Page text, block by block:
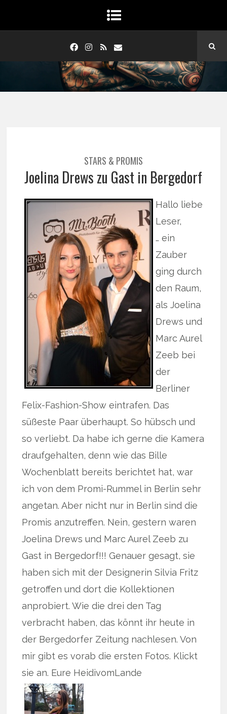
STARS & PROMIS
Joelina Drews zu Gast in Bergedorf
Hallo liebe
Leser,
… ein
Zauber
ging durch
den Raum,
als Joelina
Drews und
Marc Aurel
Zeeb bei
der
Berliner
Felix-Fashion-Show eintrafen. Das
süßeste Paar überhaupt. So hübsch und
so verliebt. Da habe ich gerne die Kamera
draufgehalten, denn wie das Bille
Wochenblatt bereits berichtet hat, war
ich von dem Promi-Rummel in Berlin sehr
angetan. Aber nicht nur in Berlin sind die
Promis anzutreffen. Nein, gestern waren
Joelina Drews und Marc Aurel Zeeb zu
Gast in Bergedorf!!! Genauer gesagt, sie
haben sich mit der Designerin Silvia Fritz
getroffen und dort die Kollektionen
anprobiert. Wie die drei den Tag
verbracht haben, das könnt ihr heute in
der Bergedorfer Zeitung nachlesen. Von
mir gibt es vorab die ersten Fotos. Klickt
sie an. Eure HeidivomLande